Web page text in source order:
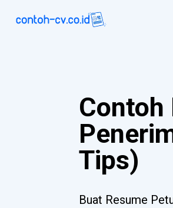
Contoh
Tips)
Buat Resume